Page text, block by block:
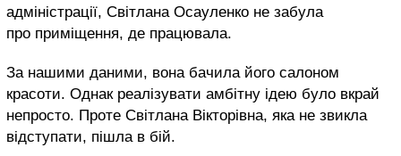
адміністрації, Світлана Осауленко не забула
про приміщення, де працювала.
За нашими даними, вона бачила його салоном
красоти. Однак реалізувати амбітну ідею було вкрай
непросто. Проте Світлана Вікторівна, яка не звикла
відступати, пішла в бій.